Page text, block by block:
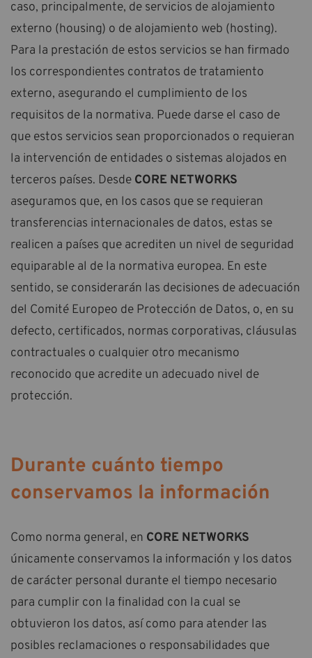
caso, principalmente, de servicios de alojamiento
externo (housing) o de alojamiento web (hosting).
Para la prestación de estos servicios se han firmado
los correspondientes contratos de tratamiento
externo, asegurando el cumplimiento de los
requisitos de la normativa. Puede darse el caso de
que estos servicios sean proporcionados o requieran
la intervención de entidades o sistemas alojados en
terceros países. Desde CORE NETWORKS
aseguramos que, en los casos que se requieran
transferencias internacionales de datos, estas se
realicen a países que acrediten un nivel de seguridad
equiparable al de la normativa europea. En este
sentido, se considerarán las decisiones de adecuación
del Comité Europeo de Protección de Datos, o, en su
defecto, certificados, normas corporativas, cláusulas
contractuales o cualquier otro mecanismo
reconocido que acredite un adecuado nivel de
protección.
Durante cuánto tiempo
conservamos la información
Como norma general, en CORE NETWORKS
únicamente conservamos la información y los datos
de carácter personal durante el tiempo necesario
para cumplir con la finalidad con la cual se
obtuvieron los datos, así como para atender las
posibles reclamaciones o responsabilidades que